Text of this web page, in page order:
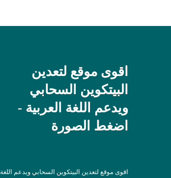
اقوى موقع لتعدين
البيتكوين السحابي
ويدعم اللغة العربية -
اضغط الصورة
اقوى موقع لتعدين البيتكوين السحابي ويدعم اللغة